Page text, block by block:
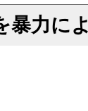
暴力に